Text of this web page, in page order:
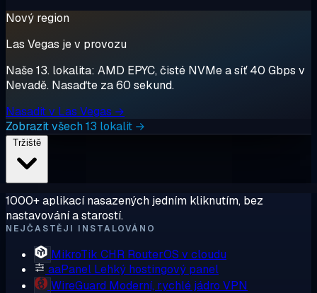
Nový region
Las Vegas je v provozu
Naše 13. lokalita: AMD EPYC, čisté NVMe a síť 40 Gbps v
Nevadě. Nasaďte za 60 sekund.
Nasadit v Las Vegas →
Zobrazit všech 13 lokalit →
1000+ aplikací nasazených jedním kliknutím, bez
nastavování a starostí.
NEJČASTĚJI INSTALOVÁNO
MikroTik CHR RouterOS v cloudu
aaPanel Lehký hostingový panel
WireGuard Moderní, rychlé jádro VPN